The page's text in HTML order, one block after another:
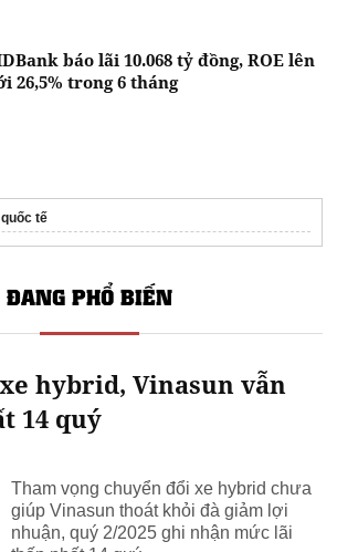
báo lãi 10.068 tỷ đồng, ROE lên
26,5% trong 6 tháng
tế
ĐANG PHỔ BIẾN
hybrid, Vinasun vẫn
14 quý
Tham vọng chuyển đổi xe hybrid chưa
giúp Vinasun thoát khỏi đà giảm lợi
nhuận, quý 2/2025 ghi nhận mức lãi